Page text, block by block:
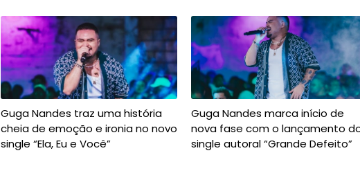
Guga Nandes traz uma história
cheia de emoção e ironia no novo
single “Ela, Eu e Você”
Guga Nandes marca início de
nova fase com o lançamento
single autoral “Grande Defeito”